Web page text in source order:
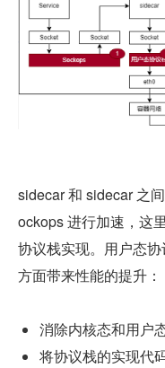
sidecar 和 sidecar 之
ockops 进行加速，这
协议栈实现。用户态
方面带来性能的提升：
消除内核态和用户
将协议栈的实现代